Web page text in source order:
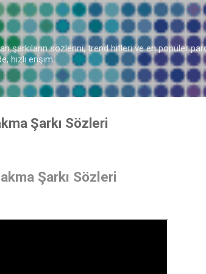
Ana içeriğe atla
şarkıların sözlerini, trend hitleri ve en popüler
hızlı erişim.
Şarkı Sözleri
Şarkı Sözleri